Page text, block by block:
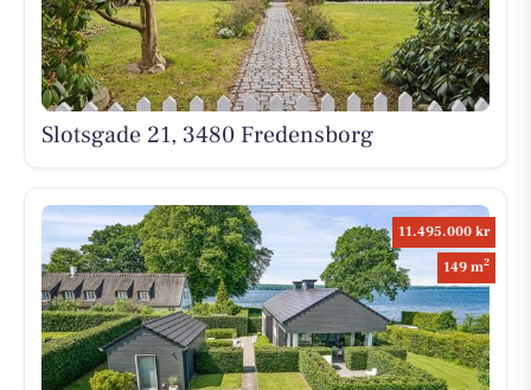
Slotsgade 21, 3480 Fredensborg
11.495.000 kr
149 m2